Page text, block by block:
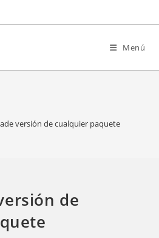
Menú
versión de cualquier paquete
de